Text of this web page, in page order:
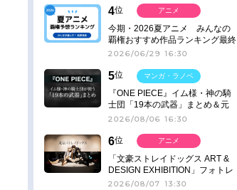
4位
今期・2026夏アニメ みんなの
覇権おすすめ作品ランキング最終
結果発表！
2026/06/29 16:30
アニメ
5位
『ONE PIECE』イム様・神の騎
士団「19本の武器」まとめ＆元
ネタ
2026/08/06 16:30
マンガ・ラノベ
6位
「文豪ストレイドッグス ART &
DESIGN EXHIBITION」フォトレ
ポート
2026/08/07 13:30
アニメ